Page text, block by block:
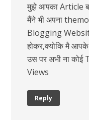
मुझे आपका Article
मैंने भी अपना
Blogging
होकर,क्योकि मै
उस पर अभी ना
Views
Reply